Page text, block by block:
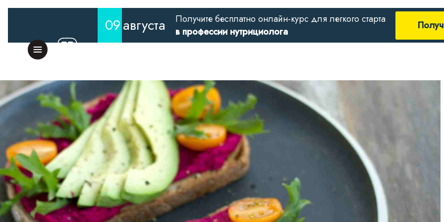
09августа
Получите бесплатно онлайн-курс для легкого старта
в профессии нутрициолога